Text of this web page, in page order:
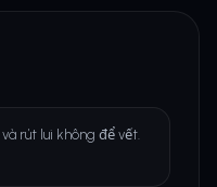
rút lui không để vết.